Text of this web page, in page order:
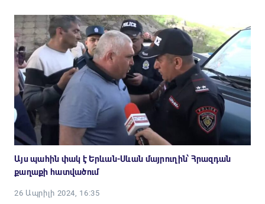
Այս պահին փակ է Երևան-Սևան մայրուղին՝ Հրազդան
քաղաքի հատվածում
26 Ապրիլի 2024, 16:35